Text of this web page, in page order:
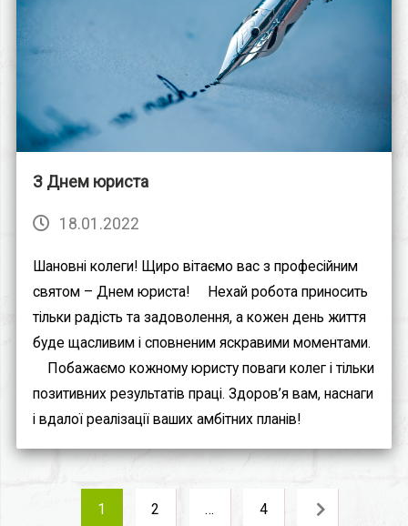
З Днем юриста
18.01.2022
Шановні колеги! Щиро вітаємо вас з професійним
святом – Днем юриста! ⠀ Нехай робота приносить
тільки радість та задоволення, а кожен день життя
буде щасливим і сповненим яскравими моментами.
⠀ Побажаємо кожному юристу поваги колег і тільки
позитивних результатів праці. Здоров’я вам, наснаги
і вдалої реалізації ваших амбітних планів!⠀
1 2 … 4